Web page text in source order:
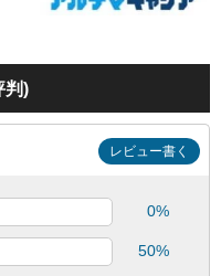
判)
レビュー書く
0%
50%